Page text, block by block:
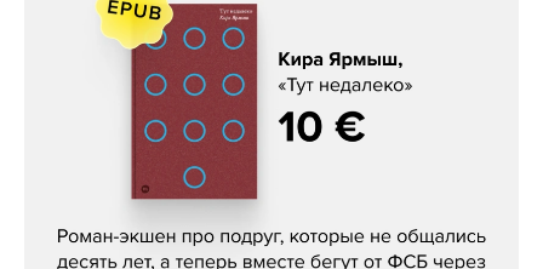
Кира Ярмыш, «Тут недалеко»